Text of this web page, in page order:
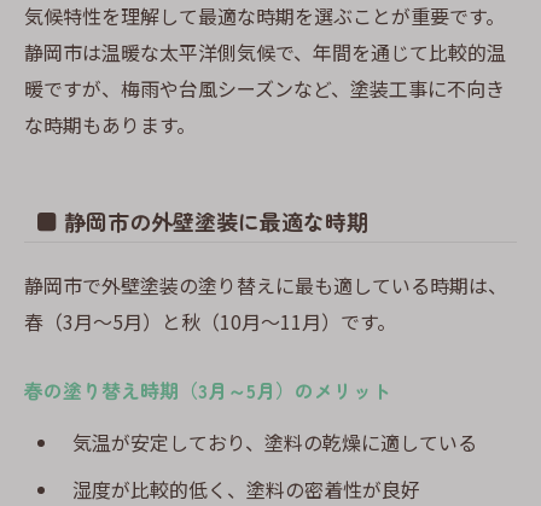
気候特性を理解して最適な時期を選ぶことが重要です。
静岡市は温暖な太平洋側気候で、年間を通じて比較的温
暖ですが、梅雨や台風シーズンなど、塗装工事に不向き
な時期もあります。
■ 静岡市の外壁塗装に最適な時期
静岡市で外壁塗装の塗り替えに最も適している時期は、
春（3月～5月）と秋（10月～11月）です。
春の塗り替え時期（3月～5月）のメリット
気温が安定しており、塗料の乾燥に適している
湿度が比較的低く、塗料の密着性が良好